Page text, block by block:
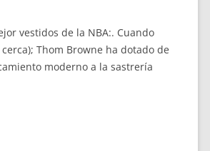
vestidos de la NBA:. Cuando
Thom Browne ha dotado de
moderno a la sastrería